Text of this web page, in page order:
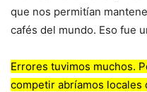
que nos permitían
cafés del mundo. Eso fue
Errores tuvimos muchos.
competir abríamos locales